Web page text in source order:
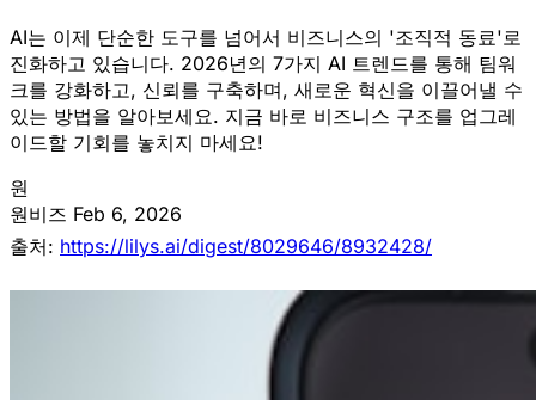
AI는 이제 단순한 도구를 넘어서 비즈니스의 '조직적 동료'로
진화하고 있습니다. 2026년의 7가지 AI 트렌드를 통해 팀워
크를 강화하고, 신뢰를 구축하며, 새로운 혁신을 이끌어낼 수
있는 방법을 알아보세요. 지금 바로 비즈니스 구조를 업그레
이드할 기회를 놓치지 마세요!
원
원비즈 Feb 6, 2026
출처: https://lilys.ai/digest/8029646/8932428/